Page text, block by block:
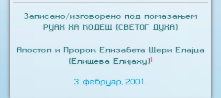
Записано/изговорено под помазањем
РУАХ ХА КОДЕШ (СВЕТОГ ДУХА)
Апостол и Пророк Елизабета Шери Елајџа
(Елишева Елијаху)1
3. фебруар, 2001.